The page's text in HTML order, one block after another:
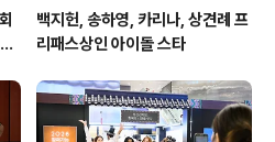
백지헌, 송하영, 카리나, 상견례 프
리패스상인 아이돌 스타